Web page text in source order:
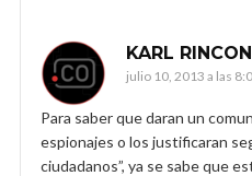
KARL RINCON
julio 10, 2013 a las
Para saber que daran un
espionajes o los justificaran
ciudadanos”, ya se sabe que